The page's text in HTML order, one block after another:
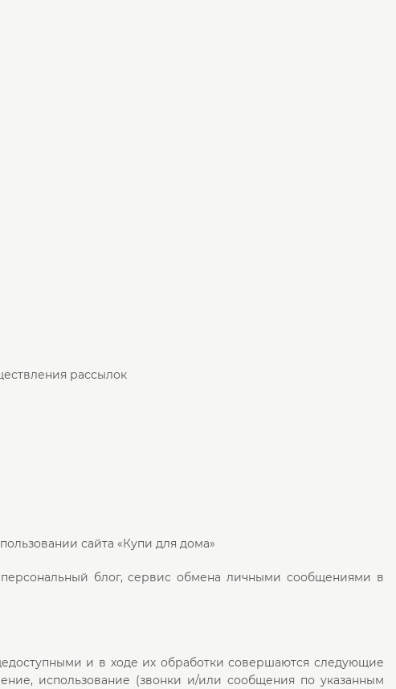
рассылок
сайта «Купи для дома»
блог, сервис обмена личными сообщениями в
и в ходе их обработки совершаются следующие
использование (звонки и/или сообщения по указанным